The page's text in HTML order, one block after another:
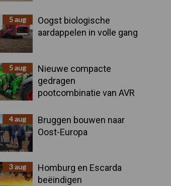
5 aug
Oogst biologische
aardappelen in volle gang
5 aug
Nieuwe compacte
gedragen
pootcombinatie van AVR
4 aug
Bruggen bouwen naar
Oost-Europa
3 aug
Homburg en Escarda
beëindigen